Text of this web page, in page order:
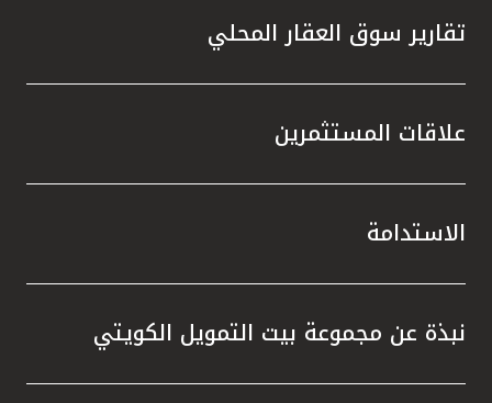
تقارير سوق العقار المحلي
علاقات المستثمرين
الاستدامة
نبذة عن مجموعة بيت التمويل الكويتي